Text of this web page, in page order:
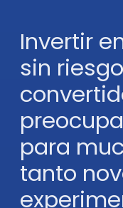
Invertir
sin
para
tanto